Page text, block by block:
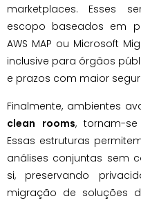
marketplaces. Esses
escopo baseados em
AWS MAP ou Microsoft
inclusive para órgãos
e prazos com maior
Finalmente, ambientes
clean rooms, tornam-
Essas estruturas
análises conjuntas sem
si, preservando
migração de soluções